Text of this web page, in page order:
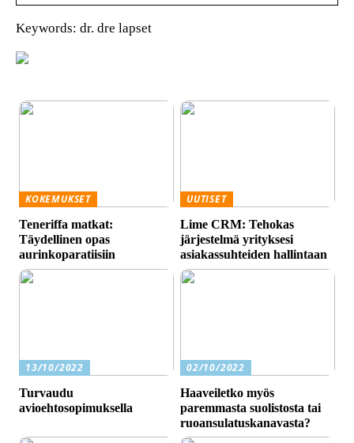
Keywords: dr. dre lapset
KOKEMUKSET
Teneriffa matkat:
Täydellinen opas
aurinkoparatiisiin
UUTISET
Lime CRM: Tehokas
järjestelmä yrityksesi
asiakassuhteiden hallintaan
13/10/2022
Turvaudu
avioehtosopimuksella
02/10/2022
Haaveiletko myös
paremmasta suolistosta tai
ruoansulatuskanavasta?